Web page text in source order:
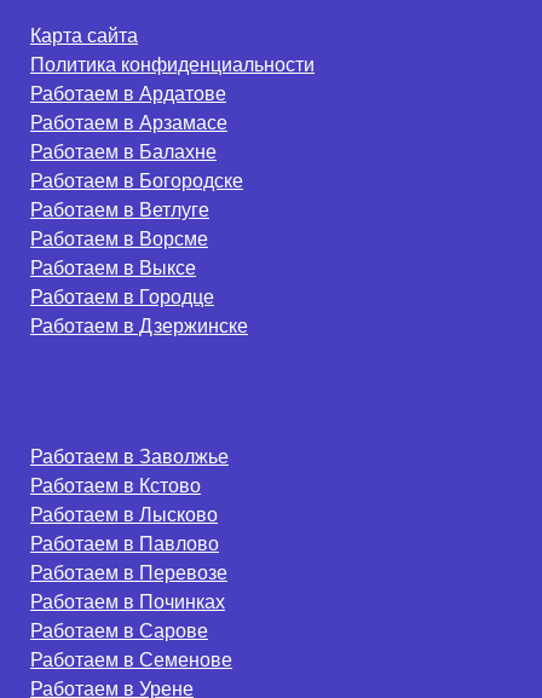
Карта сайта
Политика конфиденциальности
Работаем в Ардатове
Работаем в Арзамасе
Работаем в Балахне
Работаем в Богородске
Работаем в Ветлуге
Работаем в Ворсме
Работаем в Выксе
Работаем в Городце
Работаем в Дзержинске
Работаем в Заволжье
Работаем в Кстово
Работаем в Лысково
Работаем в Павлово
Работаем в Перевозе
Работаем в Починках
Работаем в Сарове
Работаем в Семенове
Работаем в Урене